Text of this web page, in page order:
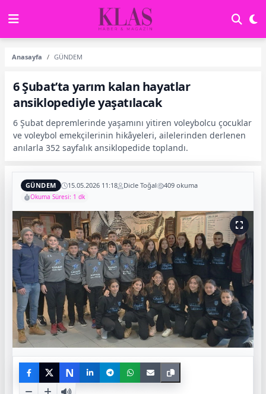
Anasayfa GÜNDEM
6 Şubat’ta yarım kalan hayatlar
ansiklopediyle yaşatılacak
6 Şubat depremlerinde yaşamını yitiren voleybolcu çocuklar
ve voleybol emekçilerinin hikâyeleri, ailelerinden derlenen
anılarla 352 sayfalık ansiklopedide toplandı.
GÜNDEM 15.05.2026 11:18 Dicle Toğal 409 okuma
Okuma Süresi: 1 dk
N